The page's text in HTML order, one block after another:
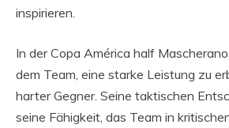
inspirieren.
In der Copa América half
dem Team, eine starke Leistung zu
harter Gegner. Seine taktischen
seine Fähigkeit, das Team in